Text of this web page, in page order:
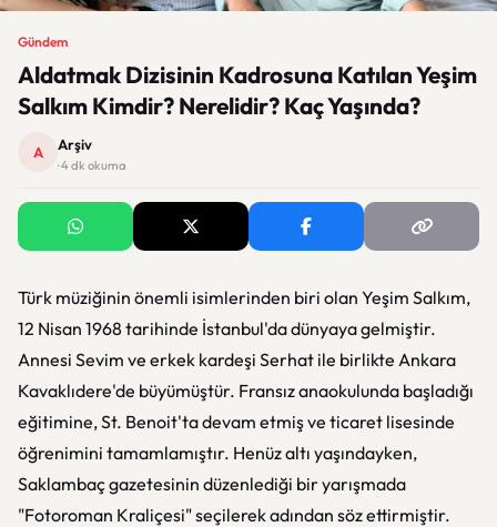
Gündem
Aldatmak Dizisinin Kadrosuna Katılan Yeşim
Salkım Kimdir? Nerelidir? Kaç Yaşında?
A Arşiv
· 4 dk okuma
Türk müziğinin önemli isimlerinden biri olan Yeşim Salkım,
12 Nisan 1968 tarihinde İstanbul'da dünyaya gelmiştir.
Annesi Sevim ve erkek kardeşi Serhat ile birlikte Ankara
Kavaklıdere'de büyümüştür. Fransız anaokulunda başladığı
eğitimine, St. Benoit'ta devam etmiş ve ticaret lisesinde
öğrenimini tamamlamıştır. Henüz altı yaşındayken,
Saklambaç gazetesinin düzenlediği bir yarışmada
"Fotoroman Kraliçesi" seçilerek adından söz ettirmiştir.